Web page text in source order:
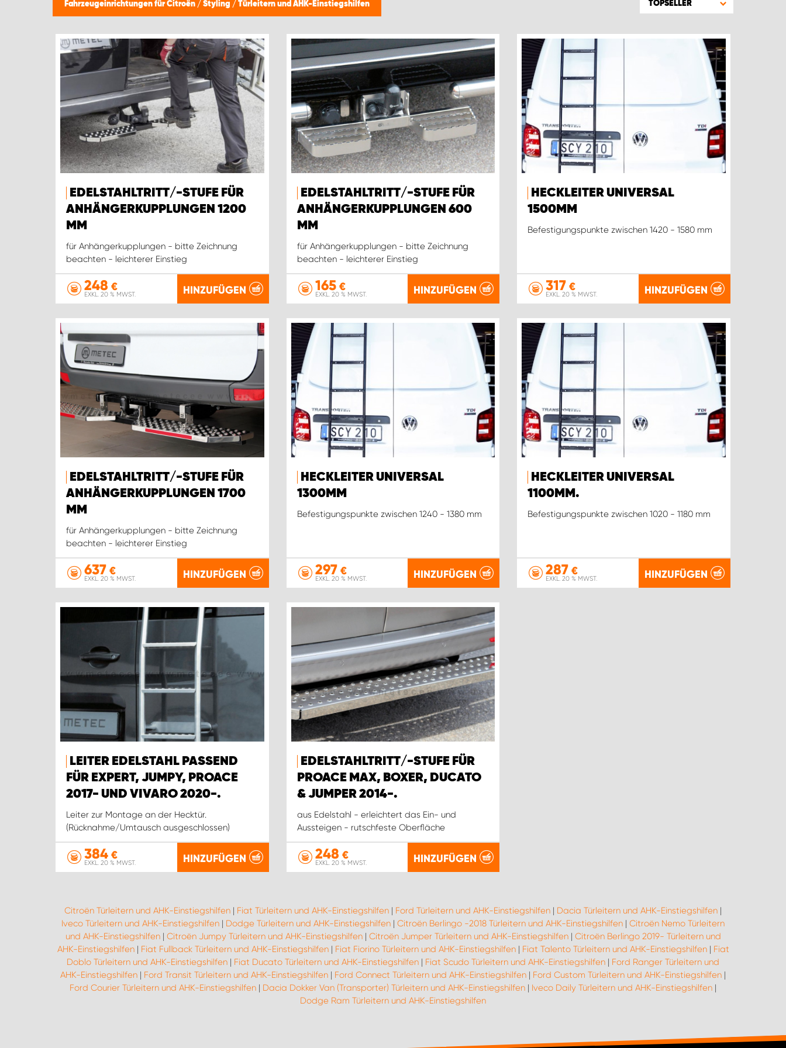
Fahrzeugeinrichtungen für Citroën / Styling / Türleitern und AHK-Einstiegshilfen TOPSELLER
EDELSTAHLTRITT/-STUFE FÜR
ANHÄNGERKUPPLUNGEN 1200
MM
für Anhängerkupplungen - bitte Zeichnung
beachten - leichterer Einstieg
248 €
EXKL. 20 % MWST. HINZUFÜGEN
EDELSTAHLTRITT/-STUFE FÜR
ANHÄNGERKUPPLUNGEN 600
MM
für Anhängerkupplungen - bitte Zeichnung
beachten - leichterer Einstieg
165€
EXKL. 20 % MWST. HINZUFÜGEN
HECKLEITER UNIVERSAL
1500MM
Befestigungspunkte zwischen 1420 - 1580 mm
317 €
EXKL. 20 % MWST. HINZUFÜGEN
EDELSTAHLTRITT/-STUFE FÜR
ANHÄNGERKUPPLUNGEN 1700
MM
für Anhängerkupplungen - bitte Zeichnung
beachten - leichterer Einstieg
637 €
EXKL. 20 % MWST. HINZUFÜGEN
HECKLEITER UNIVERSAL
1300MM
Befestigungspunkte zwischen 1240 - 1380 mm
297€
EXKL. 20 % MWST. HINZUFÜGEN
HECKLEITER UNIVERSAL
1100MM.
Befestigungspunkte zwischen 1020 - 1180 mm
287 €
EXKL. 20 % MWST. HINZUFÜGEN
LEITER EDELSTAHL PASSEND
FÜR EXPERT, JUMPY, PROACE
2017- UND VIVARO 2020-.
Leiter zur Montage an der Hecktür.
(Rücknahme/Umtausch ausgeschlossen)
384 €
EXKL. 20 % MWST. HINZUFÜGEN
EDELSTAHLTRITT/-STUFE FÜR
PROACE MAX, BOXER, DUCATO
& JUMPER 2014-.
aus Edelstahl - erleichtert das Ein- und
Aussteigen - rutschfeste Oberfläche
248 €
EXKL. 20 % MWST. HINZUFÜGEN
Citroën Türleitern und AHK-Einstiegshilfen | Fiat Türleitern und AHK-Einstiegshilfen | Ford Türleitern und AHK-Einstiegshilfen | Dacia Türleitern und AHK-Einstiegshilfen |
Iveco Türleitern und AHK-Einstiegshilfen | Dodge Türleitern und AHK-Einstiegshilfen | Citroën Berlingo -2018 Türleitern und AHK-Einstiegshilfen | Citroën Nemo Türleitern
und AHK-Einstiegshilfen| Citroën Jumpy Türleitern und AHK-Einstiegshilfen| Citroën Jumper Türleitern und AHK-Einstiegshilfen| Citroën Berlingo 2019- Türleitern und
AHK-Einstiegshilfen| Fiat Fullback Türleitern und AHK-Einstiegshilfen| Fiat Fiorino Türleitern und AHK-Einstiegshilfen| Fiat Talento Türleitern und AHK-Einstiegshilfen| Fiat
Doblo Türleitern und AHK-Einstiegshilfen | Fiat Ducato Türleitern und AHK-Einstiegshilfen | Fiat Scudo Türleitern und AHK-Einstiegshilfen | Ford Ranger Türleitern und
AHK-Einstiegshilfen | Ford Transit Türleitern und AHK-Einstiegshilfen | Ford Connect Türleitern und AHK-Einstiegshilfen | Ford Custom Türleitern und AHK-Einstiegshilfen |
Ford Courier Türleitern und AHK-Einstiegshilfen | Dacia Dokker Van (Transporter) Türleitern und AHK-Einstiegshilfen | Iveco Daily Türleitern und AHK-Einstiegshilfen |
Dodge Ram Türleitern und AHK-Einstiegshilfen